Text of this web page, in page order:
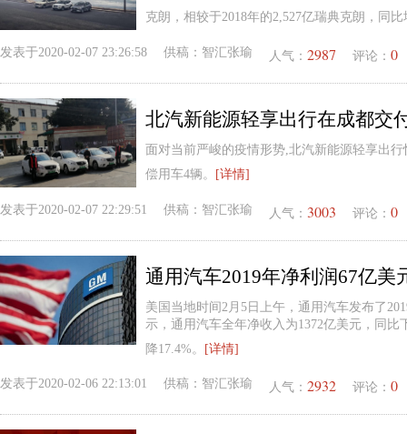
克朗，相较于2018年的2,527亿瑞典克朗，同比
发表于2020-02-07 23:26:58 供稿： 智汇张瑜 人气： 2987 评论： 0
北汽新能源轻享出行在成都交
面对当前严峻的疫情形势,北汽新能源轻享出
偿用车4辆。
[详情]
发表于2020-02-07 22:29:51 供稿： 智汇张瑜 人气： 3003 评论： 0
通用汽车2019年净利润67亿美
美国当地时间2月5日上午，通用汽车发布了
示，通用汽车全年净收入为1372亿美元，同比
降17.4%。
[详情]
发表于2020-02-06 22:13:01 供稿： 智汇张瑜 人气： 2932 评论： 0